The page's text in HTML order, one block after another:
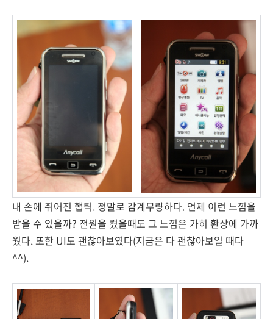
내 손에 쥐어진 햅틱. 정말로 감계무량하다. 언제 이런 느낌을
받을 수 있을까? 전원을 켰을때도 그 느낌은 가히 환상에 가까
웠다. 또한 UI도 괜찮아보였다(지금은 다 괜찮아보일 때다
^^).